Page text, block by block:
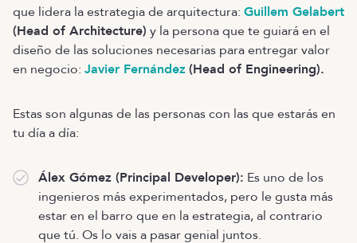
que lidera la estrategia de arquitectura: Guillem Gelabert
(Head of Architecture) y la persona que te guiará en el
diseño de las soluciones necesarias para entregar valor
en negocio: Javier Fernández(Head of Engineering).
Estas son algunas de las personas con las que estarás en
tu día a día:
Álex Gómez (Principal Developer): Es uno de los
ingenieros más experimentados, pero le gusta más
estar en el barro que en la estrategia, al contrario
que tú. Os lo vais a pasar genial juntos.